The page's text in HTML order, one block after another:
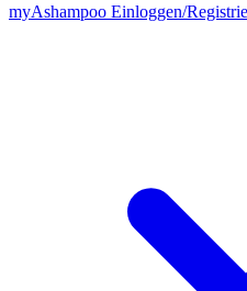
myAshampoo Einloggen/